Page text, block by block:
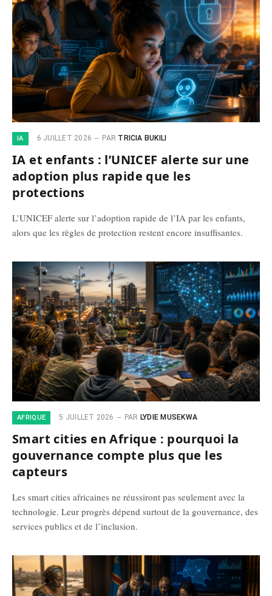
IA 6 JUILLET 2026 PAR TRICIA BUKILI
IA et enfants : l’UNICEF alerte sur une
adoption plus rapide que les
protections
L’UNICEF alerte sur l’adoption rapide de l’IA par les enfants,
alors que les règles de protection restent encore insuffisantes.
AFRIQUE 5 JUILLET 2026 PAR LYDIE MUSEKWA
Smart cities en Afrique : pourquoi la
gouvernance compte plus que les
capteurs
Les smart cities africaines ne réussiront pas seulement avec la
technologie. Leur progrès dépend surtout de la gouvernance, des
services publics et de l’inclusion.